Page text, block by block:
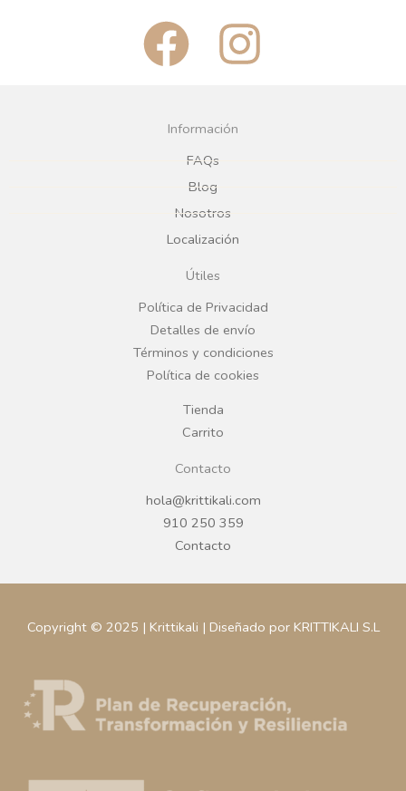
F
a
c
e
b
o
o
k
I
n
g
r
a
Información
FAQs
Blog
Nosotros
Localización
Útiles
Política de Privacidad
Detalles de envío
Términos y condiciones
Política de cookies
Tienda
Carrito
Contacto
hola@krittikali.com
910 250 359
Contacto
Copyright © 2025 | Krittikali | Diseñado por KRITTIKALI S.L